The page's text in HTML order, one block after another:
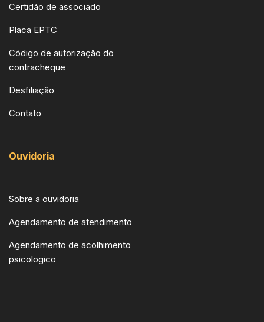
Certidão de associado
Placa EPTC
Código de autorização do
contracheque
Desfiliação
Contato
Ouvidoria
Sobre a ouvidoria
Agendamento de atendimento
Agendamento de acolhimento
psicologico